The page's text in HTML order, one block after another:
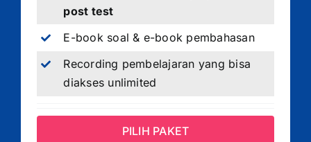
post test
E-book soal & e-book pembahasan
Recording pembelajaran yang bisa
diakses unlimited
PILIH PAKET